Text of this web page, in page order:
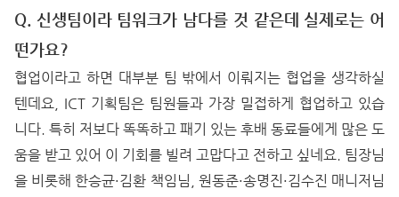
Q. 신생팀이라 팀워크가 남다를 것 같은데 실제로는 어
떤가요?
협업이라고 하면 대부분 팀 밖에서 이뤄지는 협업을 생각하실
텐데요, ICT 기획팀은 팀원들과 가장 밀접하게 협업하고 있습
니다. 특히 저보다 똑똑하고 패기 있는 후배 동료들에게 많은 도
움을 받고 있어 이 기회를 빌려 고맙다고 전하고 싶네요. 팀장님
을 비롯해 한승균·김환 책임님, 원동준·송명진·김수진 매니저님